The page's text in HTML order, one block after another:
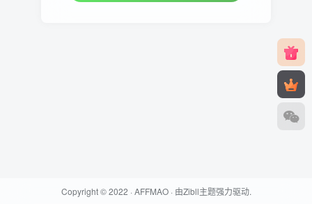
Copyright © 2022 · AFFMAO· 由Zibll主题强力驱动.